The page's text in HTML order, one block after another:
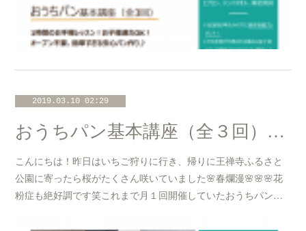
2019.03.10 02:29
おうちパン基本講座（全３回）@たまプラーザ「3丁目カフェ」開催のお知らせ☆
こんにちは！昨日はいちご狩りに行き、帰りに王禅寺ふるさと
公園に寄ったら桜がたくさん咲いていました🌸春爛漫🌸🌸🌸花
粉症も絶好調です笑これまで月１回開催していたおうちパン…